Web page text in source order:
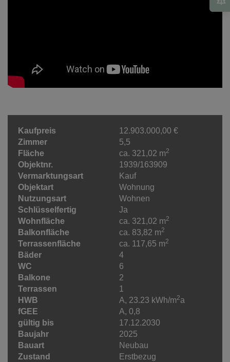
Kaufpreis
12.903.000,00 €
Zimmer
5,5
Fläche
ca. 321,02 m2
Objektnr.
1939/163909
Vermarktungsart
Kauf
Objektart
Wohnung
Nutzungsart
Wohnen
Schlüsselfertig
Ja
Wohnfläche
ca. 321,02 m2
Balkonfläche ca. 83,82 m2
Terrassenfläche ca. 117,65 m2
Bäder
4
WC
6
Balkone
2
Terrassen
1
HWB
A, 23.23 kWh/m2a
fGEE
A, 0,8
gültig bis
17.12.2030
Baujahr
2025
Bauart
Neubau
Zustand
Erstbezug